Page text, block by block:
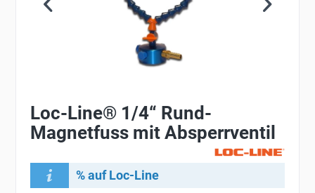
Loc-Line® 1/4“ Rund-
Magnetfuss mit Absperrventil
% auf Loc-Line